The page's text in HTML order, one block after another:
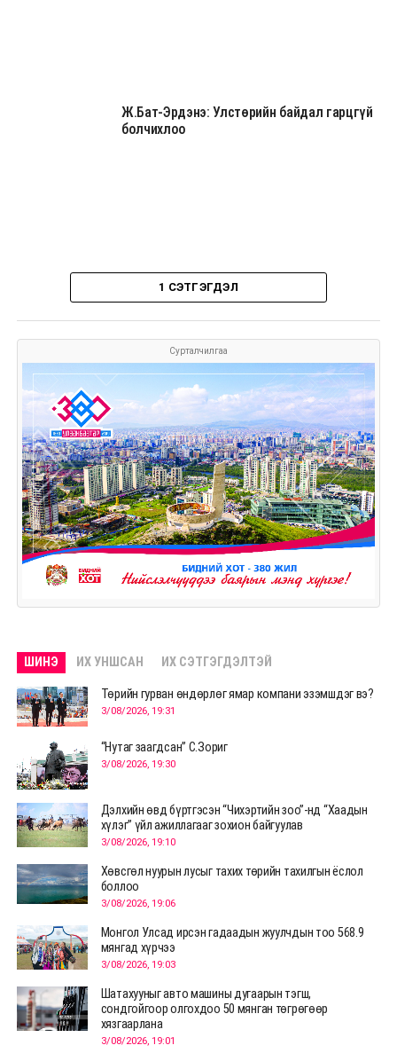
Ж.Бат-Эрдэнэ: Улстөрийн байдал гарцгүй
болчихлоо
1 СЭТГЭГДЭЛ
Сурталчилгаа
ШИНЭ ИХ УНШСАН ИХ СЭТГЭГДЭЛТЭЙ
Төрийн гурван өндөрлөг ямар компани эзэмшдэг вэ?
3/08/2026, 19:31
“Нутаг заагдсан” С.Зориг
3/08/2026, 19:30
Дэлхийн өвд бүртгэсэн “Чихэртийн зоо”-нд “Хаадын
хүлэг” үйл ажиллагааг зохион байгуулав
3/08/2026, 19:10
Хөвсгөл нуурын лусыг тахих төрийн тахилгын ёслол
боллоо
3/08/2026, 19:06
Монгол Улсад ирсэн гадаадын жуулчдын тоо 568.9
мянгад хүрчээ
3/08/2026, 19:03
Шатахууныг авто машины дугаарын тэгш,
сондгойгоор олгохдоо 50 мянган төгрөгөөр
хязгаарлана
3/08/2026, 19:01